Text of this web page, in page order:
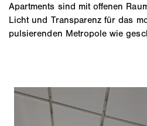
Apartments sind mit offenen
Licht und Transparenz für das
pulsierenden Metropole wie